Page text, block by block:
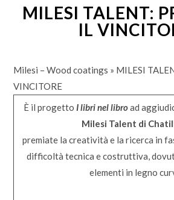
MILESI TALENT:
IL
Milesi – Wood coatings » MILESI
VINCITORE
È il progetto I libri nel libroad
Milesi Talent di
premiate la creatività e la ricerca in
difficoltà tecnica e costruttiva,
elementi in legno